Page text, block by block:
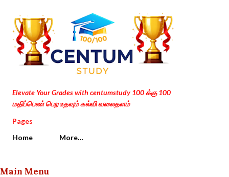
Skip to main content
Elevate Your Grades with centumstudy 100 க்கு 100
மதிப்பெண் பெற உதவும் கல்வி வலைதளம்
Pages
Home
More…
Main Menu